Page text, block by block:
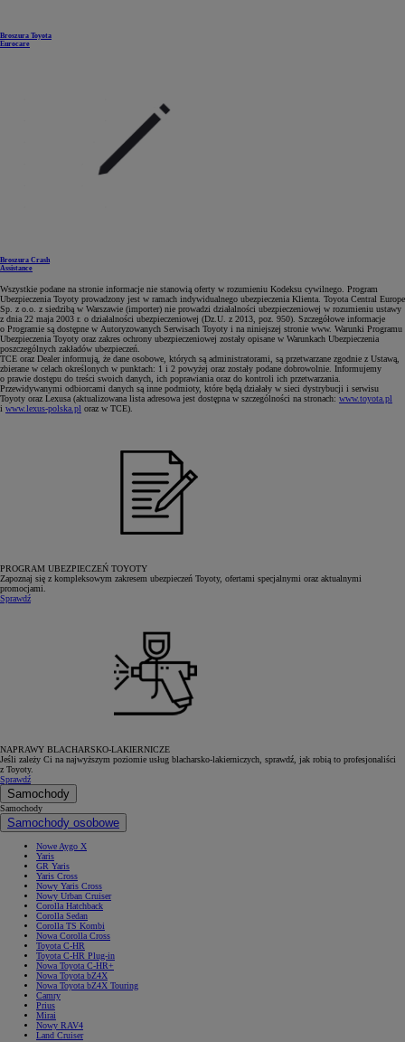
Broszura Toyota
Eurocare
Broszura Crash
Assistance
Wszystkie podane na stronie informacje nie stanowią oferty w rozumieniu Kodeksu cywilnego. Program
Ubezpieczenia Toyoty prowadzony jest w ramach indywidualnego ubezpieczenia Klienta. Toyota Central Europe
Sp. z o.o. z siedzibą w Warszawie (importer) nie prowadzi działalności ubezpieczeniowej w rozumieniu ustawy
z dnia 22 maja 2003 r. o działalności ubezpieczeniowej (Dz.U. z 2013, poz. 950). Szczegółowe informacje
o Programie są dostępne w Autoryzowanych Serwisach Toyoty i na niniejszej stronie www. Warunki Programu
Ubezpieczenia Toyoty oraz zakres ochrony ubezpieczeniowej zostały opisane w Warunkach Ubezpieczenia
poszczególnych zakładów ubezpieczeń.
TCE oraz Dealer informują, że dane osobowe, których są administratorami, są przetwarzane zgodnie z Ustawą,
zbierane w celach określonych w punktach: 1 i 2 powyżej oraz zostały podane dobrowolnie. Informujemy
o prawie dostępu do treści swoich danych, ich poprawiania oraz do kontroli ich przetwarzania.
Przewidywanymi odbiorcami danych są inne podmioty, które będą działały w sieci dystrybucji i serwisu
Toyoty oraz Lexusa (aktualizowana lista adresowa jest dostępna w szczególności na stronach: www.toyota.pl
i www.lexus-polska.pl oraz w TCE).
PROGRAM UBEZPIECZEŃ TOYOTY
Zapoznaj się z kompleksowym zakresem ubezpieczeń Toyoty, ofertami specjalnymi oraz aktualnymi
promocjami.
Sprawdź
NAPRAWY BLACHARSKO-LAKIERNICZE
Jeśli zależy Ci na najwyższym poziomie usług blacharsko-lakierniczych, sprawdź, jak robią to profesjonaliści
z Toyoty.
Sprawdź
Samochody
Samochody
Samochody osobowe
Nowe Aygo X
Yaris
GR Yaris
Yaris Cross
Nowy Yaris Cross
Nowy Urban Cruiser
Corolla Hatchback
Corolla Sedan
Corolla TS Kombi
Nowa Corolla Cross
Toyota C-HR
Toyota C-HR Plug-in
Nowa Toyota C-HR+
Nowa Toyota bZ4X
Nowa Toyota bZ4X Touring
Camry
Prius
Mirai
Nowy RAV4
Land Cruiser